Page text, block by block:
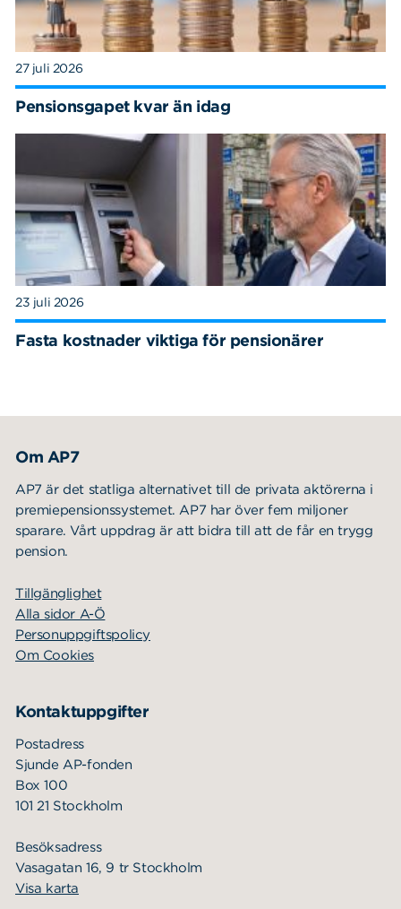
27 juli 2026
Pensionsgapet kvar än idag
23 juli 2026
Fasta kostnader viktiga för pensionärer
Om AP7
AP7 är det statliga alternativet till de privata aktörerna i
premiepensionssystemet. AP7 har över fem miljoner
sparare. Vårt uppdrag är att bidra till att de får en trygg
pension.
Tillgänglighet
Alla sidor A-Ö
Personuppgiftspolicy
Om Cookies
Kontaktuppgifter
Postadress
Sjunde AP-fonden
Box 100
101 21 Stockholm
Besöksadress
Vasagatan 16, 9 tr Stockholm
Visa karta